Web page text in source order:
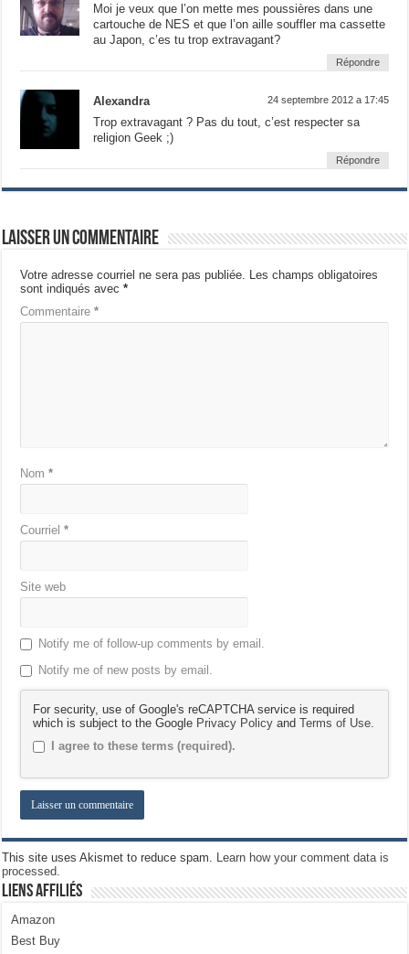
Moi je veux que l’on mette mes poussières dans une
cartouche de NES et que l’on aille souffler ma cassette
au Japon, c’es tu trop extravagant?
Répondre
Alexandra 24 septembre 2012 a 17:45
Trop extravagant ? Pas du tout, c’est respecter sa
religion Geek ;)
Répondre
Laisser un commentaire
Votre adresse courriel ne sera pas publiée. Les champs obligatoires
sont indiqués avec*
Commentaire*
Nom*
Courriel*
Site web
Notify me of follow-up comments by email.
Notify me of new posts by email.
For security, use of Google's reCAPTCHA service is required
which is subject to the Google Privacy Policy andTerms of Use.
I agree to these terms (required).
This site uses Akismet to reduce spam. Learn how your comment data is
processed.
Liens Affiliés
Amazon
Best Buy